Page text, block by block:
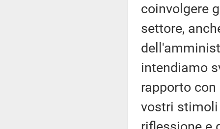
coinvolgere
settore,
intendiamo
rapporto
vostri stimoli